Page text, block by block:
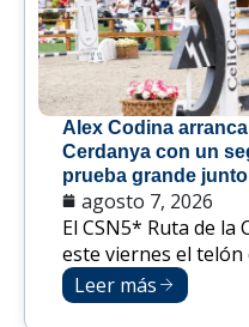
Alex Codina
Cerdanya con un
prueba grande
agosto 7, 2026
El CSN5* Ruta de la
este viernes el telón
Leer más